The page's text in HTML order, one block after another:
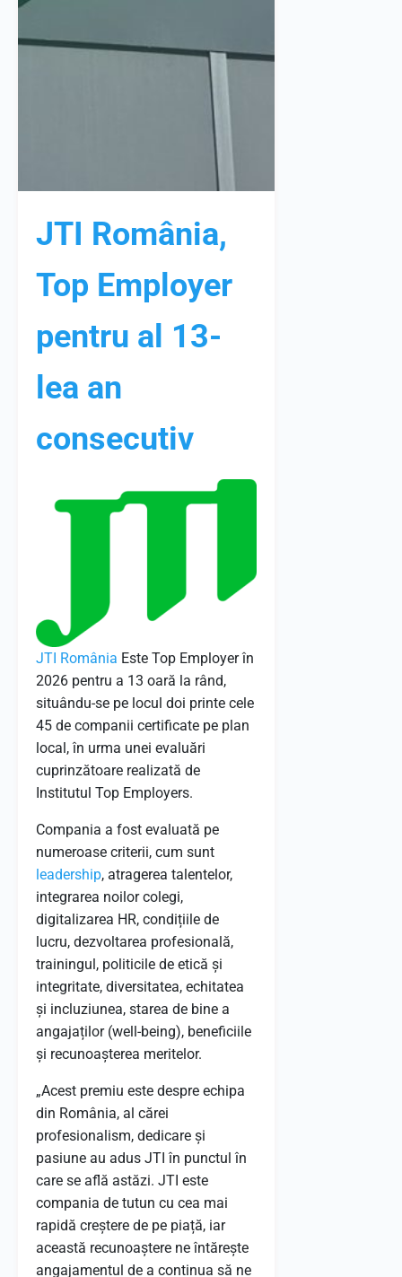
JTI România,
Top Employer
pentru al 13-
lea an
consecutiv
JTI România Este Top Employer în
2026 pentru a 13 oară la rând,
situându-se pe locul doi printe cele
45 de companii certificate pe plan
local, în urma unei evaluări
cuprinzătoare realizată de
Institutul Top Employers.
Compania a fost evaluată pe
numeroase criterii, cum sunt
leadership, atragerea talentelor,
integrarea noilor colegi,
digitalizarea HR, condițiile de
lucru, dezvoltarea profesională,
trainingul, politicile de etică și
integritate, diversitatea, echitatea
și incluziunea, starea de bine a
angajaților (well-being), beneficiile
și recunoașterea meritelor.
„Acest premiu este despre echipa
din România, al cărei
profesionalism, dedicare și
pasiune au adus JTI în punctul în
care se află astăzi. JTI este
compania de tutun cu cea mai
rapidă creștere de pe piață, iar
această recunoaștere ne întărește
angajamentul de a continua să ne